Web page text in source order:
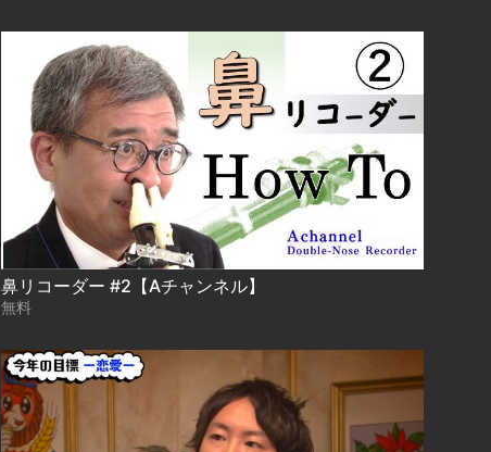
鼻リコーダー #2【Aチャンネル】
無料